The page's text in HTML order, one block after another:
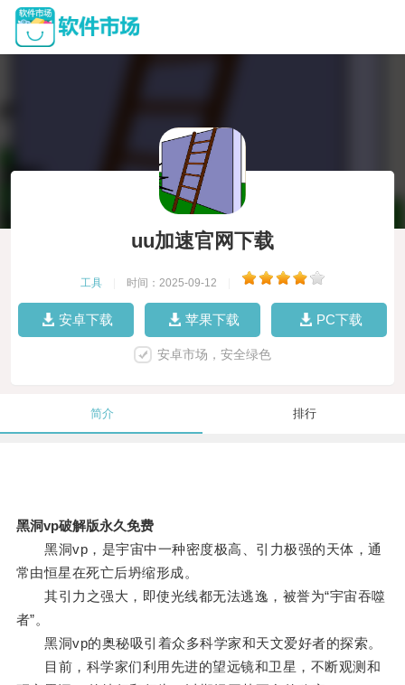
uu加速官网下载
工具 时间：2025-09-12
安卓下载 苹果下载 PC下载
安卓市场，安全绿色
简介 排行
黑洞vp破解版永久免费
黑洞vp，是宇宙中一种密度极高、引力极强的天体，通
常由恒星在死亡后坍缩形成。
其引力之强大，即使光线都无法逃逸，被誉为“宇宙吞噬
者”。
黑洞vp的奥秘吸引着众多科学家和天文爱好者的探索。
目前，科学家们利用先进的望远镜和卫星，不断观测和